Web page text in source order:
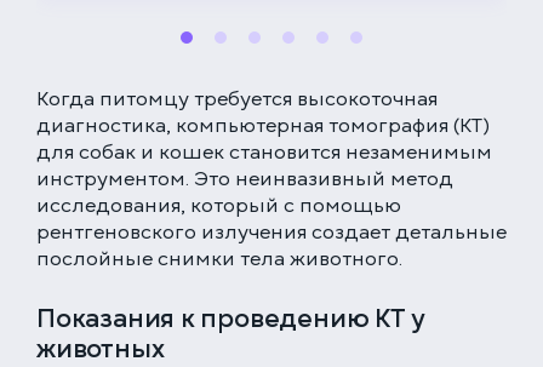
Когда питомцу требуется высокоточная
диагностика, компьютерная томография (КТ)
для собак и кошек становится незаменимым
инструментом. Это неинвазивный метод
исследования, который с помощью
рентгеновского излучения создает детальные
послойные снимки тела животного.
Показания к проведению КТ у
животных